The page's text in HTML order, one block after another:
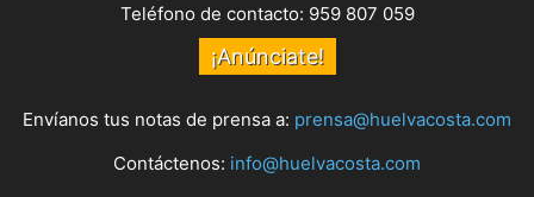
Teléfono de contacto: 959 807 059
¡Anúnciate!
Envíanos tus notas de prensa a: prensa@huelvacosta.com
Contáctenos: info@huelvacosta.com